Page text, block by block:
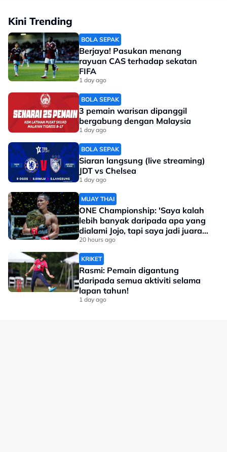
Kini Trending
BOLA SEPAK
Berjaya! Pasukan menang
rayuan CAS terhadap sekatan
FIFA
1 day ago
BOLA SEPAK
3 pemain warisan dipanggil
bergabung dengan Malaysia
1 day ago
BOLA SEPAK
Siaran langsung (live streaming)
JDT vs Chelsea
1 day ago
MUAY THAI
ONE Championship: 'Saya kalah
lebih banyak daripada apa yang
dialami Jojo, tapi saya jadi juara
dunia'
20 hours ago
KRIKET
Rasmi: Pemain digantung
daripada semua aktiviti selama
lapan tahun!
1 day ago